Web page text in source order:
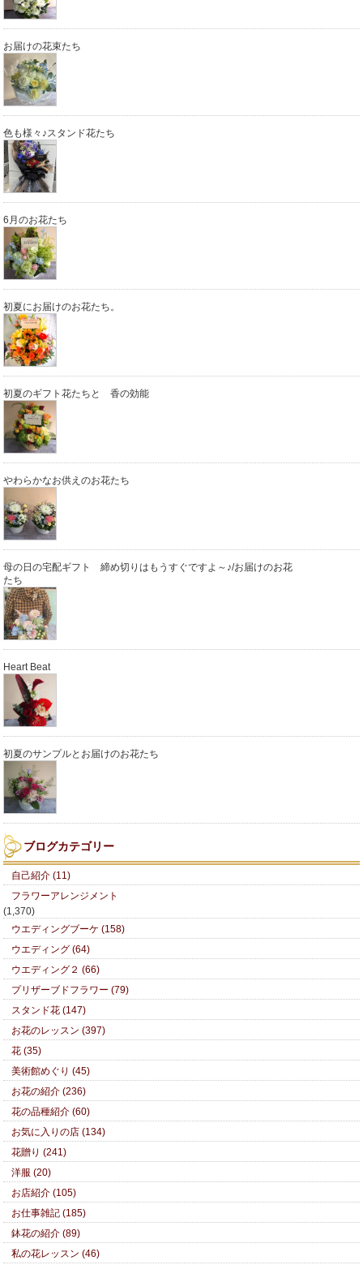
お届けの花束たち
色も様々♪スタンド花たち
6月のお花たち
初夏にお届けのお花たち。
初夏のギフト花たちと 香の効能
やわらかなお供えのお花たち
母の日の宅配ギフト 締め切りはもうすぐですよ～♪/お届けのお花
たち
Heart Beat
初夏のサンプルとお届けのお花たち
ブログカテゴリー
自己紹介 (11)
フラワーアレンジメント
(1,370)
ウエディングブーケ (158)
ウエディング (64)
ウエディング２ (66)
プリザーブドフラワー (79)
スタンド花 (147)
お花のレッスン (397)
花 (35)
美術館めぐり (45)
お花の紹介 (236)
花の品種紹介 (60)
お気に入りの店 (134)
花贈り (241)
洋服 (20)
お店紹介 (105)
お仕事雑記 (185)
鉢花の紹介 (89)
私の花レッスン (46)